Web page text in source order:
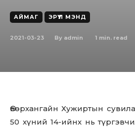
АЙМАГ ЭРҮҮЛ МЭНД
2021-03-23 By admin 1 min. read
Өвөрхангайн Хужиртын
50 хүний 14-ийнх нь